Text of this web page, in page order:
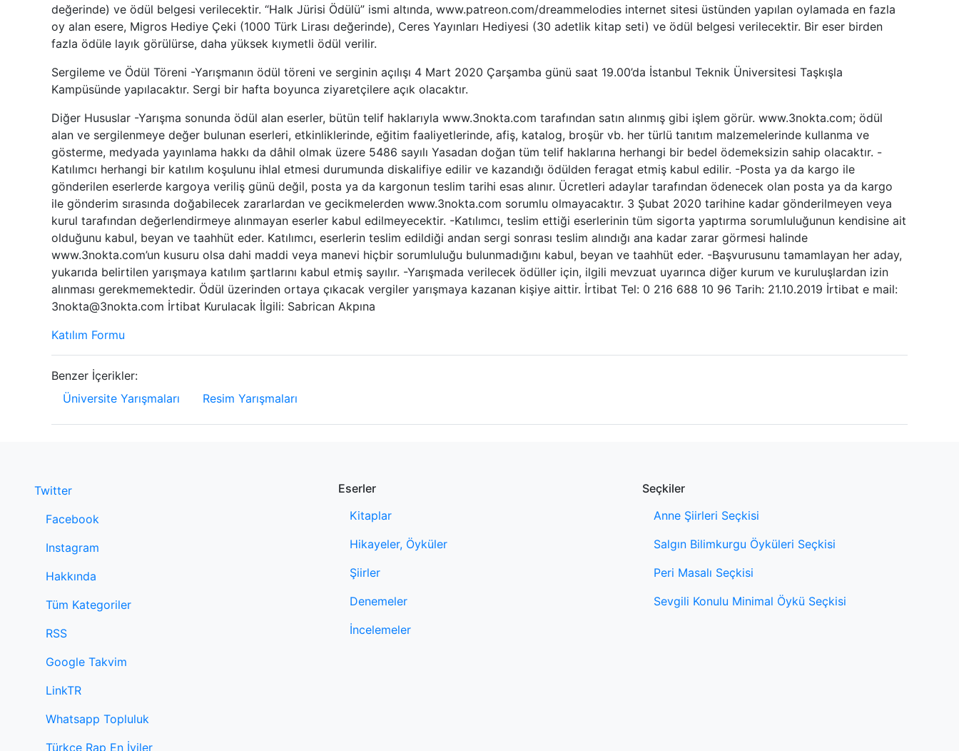
değerinde) ve ödül belgesi verilecektir. “Halk Jürisi Ödülü” ismi altında, www.patreon.com/dreammelodies internet sitesi üstünden yapılan oylamada en fazla
oy alan esere, Migros Hediye Çeki (1000 Türk Lirası değerinde), Ceres Yayınları Hediyesi (30 adetlik kitap seti) ve ödül belgesi verilecektir. Bir eser birden
fazla ödüle layık görülürse, daha yüksek kıymetli ödül verilir.
Sergileme ve Ödül Töreni -Yarışmanın ödül töreni ve serginin açılışı 4 Mart 2020 Çarşamba günü saat 19.00’da İstanbul Teknik Üniversitesi Taşkışla
Kampüsünde yapılacaktır. Sergi bir hafta boyunca ziyaretçilere açık olacaktır.
Diğer Hususlar -Yarışma sonunda ödül alan eserler, bütün telif haklarıyla www.3nokta.com tarafından satın alınmış gibi işlem görür. www.3nokta.com; ödül
alan ve sergilenmeye değer bulunan eserleri, etkinliklerinde, eğitim faaliyetlerinde, afiş, katalog, broşür vb. her türlü tanıtım malzemelerinde kullanma ve
gösterme, medyada yayınlama hakkı da dâhil olmak üzere 5486 sayılı Yasadan doğan tüm telif haklarına herhangi bir bedel ödemeksizin sahip olacaktır. -
Katılımcı herhangi bir katılım koşulunu ihlal etmesi durumunda diskalifiye edilir ve kazandığı ödülden feragat etmiş kabul edilir. -Posta ya da kargo ile
gönderilen eserlerde kargoya veriliş günü değil, posta ya da kargonun teslim tarihi esas alınır. Ücretleri adaylar tarafından ödenecek olan posta ya da kargo
ile gönderim sırasında doğabilecek zararlardan ve gecikmelerden www.3nokta.com sorumlu olmayacaktır. 3 Şubat 2020 tarihine kadar gönderilmeyen veya
kurul tarafından değerlendirmeye alınmayan eserler kabul edilmeyecektir. -Katılımcı, teslim ettiği eserlerinin tüm sigorta yaptırma sorumluluğunun kendisine ait
olduğunu kabul, beyan ve taahhüt eder. Katılımcı, eserlerin teslim edildiği andan sergi sonrası teslim alındığı ana kadar zarar görmesi halinde
www.3nokta.com’un kusuru olsa dahi maddi veya manevi hiçbir sorumluluğu bulunmadığını kabul, beyan ve taahhüt eder. -Başvurusunu tamamlayan her aday,
yukarıda belirtilen yarışmaya katılım şartlarını kabul etmiş sayılır. -Yarışmada verilecek ödüller için, ilgili mevzuat uyarınca diğer kurum ve kuruluşlardan izin
alınması gerekmemektedir. Ödül üzerinden ortaya çıkacak vergiler yarışmaya kazanan kişiye aittir. İrtibat Tel: 0 216 688 10 96 Tarih: 21.10.2019 İrtibat e mail:
3nokta@3nokta.com İrtibat Kurulacak İlgili: Sabrican Akpına
Katılım Formu
Benzer İçerikler:
Üniversite Yarışmaları
Resim Yarışmaları
Twitter
Facebook
Instagram
Hakkında
Tüm Kategoriler
RSS
Google Takvim
LinkTR
Whatsapp Topluluk
Türkçe Rap En İyiler
Eserler
Kitaplar
Hikayeler, Öyküler
Şiirler
Denemeler
İncelemeler
Seçkiler
Anne Şiirleri Seçkisi
Salgın Bilimkurgu Öyküleri Seçkisi
Peri Masalı Seçkisi
Sevgili Konulu Minimal Öykü Seçkisi